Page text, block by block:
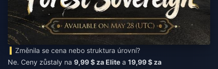
Změnila se cena nebo struktura úrovní?
Ne. Ceny zůstaly na 9,99 $ za Elite a 19,99 $ za